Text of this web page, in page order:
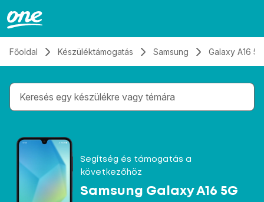
Főoldal Készüléktámogatás Samsung Galaxy A16 5G
Gépelés közben megjelennek a keresési
Segítség és támogatás a
következőhöz
Samsung Galaxy A16 5G